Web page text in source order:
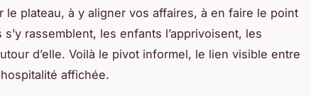
le plateau, à y aligner vos affaires, à en faire le point
rassemblent, les enfants l’apprivoisent, les
d’elle. Voilà le pivot informel, le lien visible entre
affichée.